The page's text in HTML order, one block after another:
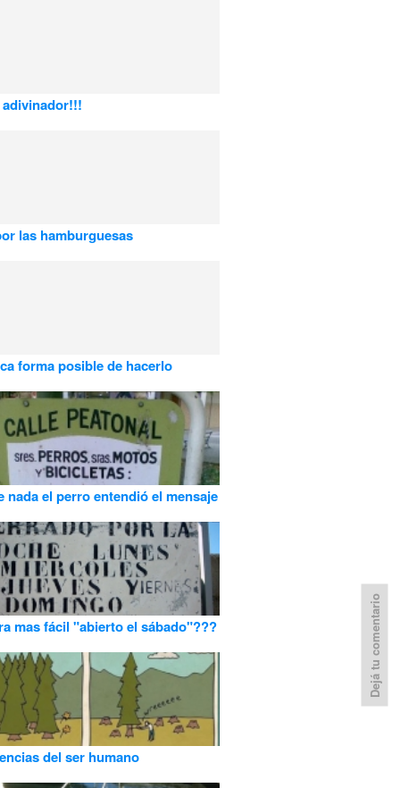
las hamburguesas
forma posible de hacerlo
nada el perro entendió el mensaje
mas fácil "abierto el sábado"???
del ser humano
Dejá tu comentario